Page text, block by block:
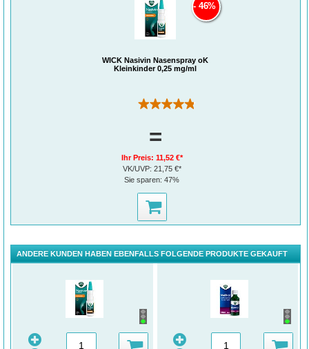
WICK Nasivin Nasenspray oK
Kleinkinder 0,25 mg/ml
(39)
46%
=
Ihr Preis: 11,52 €*
VK/UVP: 21,75 €*
Sie sparen:47%
ANDERE KUNDEN HABEN EBENFALLS FOLGENDE PRODUKTE GEKAUFT